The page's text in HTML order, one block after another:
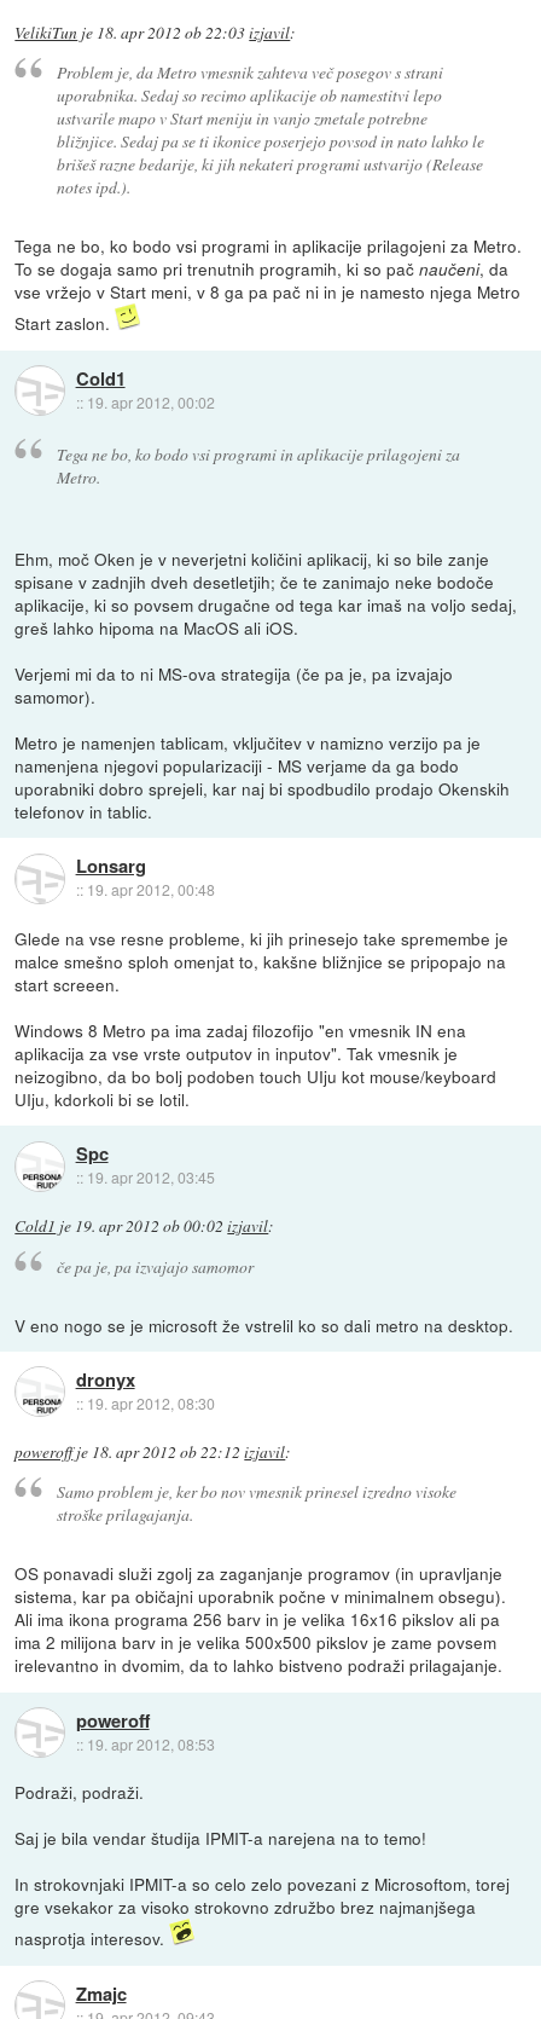
VelikiTun je 18. apr 2012 ob 22:03izjavil:
Problem je, da Metro vmesnik zahteva več posegov s strani
uporabnika. Sedaj so recimo aplikacije ob namestitvi lepo
ustvarile mapo v Start meniju in vanjo zmetale potrebne
bližnjice. Sedaj pa se ti ikonice poserjejo povsod in nato lahko le
brišeš razne bedarije, ki jih nekateri programi ustvarijo (Release
notes ipd.).
Tega ne bo, ko bodo vsi programi in aplikacije prilagojeni za Metro.
To se dogaja samo pri trenutnih programih, ki so pačnaučeni, da
vse vržejo v Start meni, v 8 ga pa pač ni in je namesto njega Metro
Start zaslon.
Cold1
:: 19. apr 2012, 00:02
Tega ne bo, ko bodo vsi programi in aplikacije prilagojeni za
Metro.
Ehm, moč Oken je v neverjetni količini aplikacij, ki so bile zanje
spisane v zadnjih dveh desetletjih; če te zanimajo neke bodoče
aplikacije, ki so povsem drugačne od tega kar imaš na voljo sedaj,
greš lahko hipoma na MacOS ali iOS.
Verjemi mi da to ni MS-ova strategija (če pa je, pa izvajajo
samomor).
Metro je namenjen tablicam, vključitev v namizno verzijo pa je
namenjena njegovi popularizaciji - MS verjame da ga bodo
uporabniki dobro sprejeli, kar naj bi spodbudilo prodajo Okenskih
telefonov in tablic.
Lonsarg
:: 19. apr 2012, 00:48
Glede na vse resne probleme, ki jih prinesejo take spremembe je
malce smešno sploh omenjat to, kakšne bližnjice se pripopajo na
start screeen.
Windows 8 Metro pa ima zadaj filozofijo "en vmesnik IN ena
aplikacija za vse vrste outputov in inputov". Tak vmesnik je
neizogibno, da bo bolj podoben touch UIju kot mouse/keyboard
UIju, kdorkoli bi se lotil.
Spc
:: 19. apr 2012, 03:45
Cold1 je 19. apr 2012 ob 00:02 izjavil:
če pa je, pa izvajajo samomor
V eno nogo se je microsoft že vstrelil ko so dali metro na desktop.
dronyx
:: 19. apr 2012, 08:30
poweroffje 18. apr 2012 ob 22:12 izjavil:
Samo problem je, ker bo nov vmesnik prinesel izredno visoke
stroške prilagajanja.
OS ponavadi služi zgolj za zaganjanje programov (in upravljanje
sistema, kar pa običajni uporabnik počne v minimalnem obsegu).
Ali ima ikona programa 256 barv in je velika 16x16 pikslov ali pa
ima 2 milijona barv in je velika 500x500 pikslov je zame povsem
irelevantno in dvomim, da to lahko bistveno podraži prilagajanje.
poweroff
:: 19. apr 2012, 08:53
Podraži, podraži.
Saj je bila vendar študija IPMIT-a narejena na to temo!
In strokovnjaki IPMIT-a so celo zelo povezani z Microsoftom, torej
gre vsekakor za visoko strokovno združbo brez najmanjšega
nasprotja interesov.
Zmajc